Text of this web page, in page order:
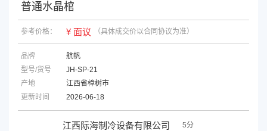
普通水晶棺
参考价格： ¥ 面议 （具体成交价以合同协议为准）
品牌
航帆
型号/货号
JH-SP-21
产地
江西省樟树市
更新时间
2026-06-18
江西际海制冷设备有限公司
5分